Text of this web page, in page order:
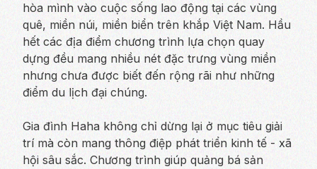
hòa mình vào cuộc sống lao động tại các vùng
quê, miền núi, miền biển trên khắp Việt Nam. Hầu
hết các địa điểm chương trình lựa chọn quay
dựng đều mang nhiều nét đặc trưng vùng miền
nhưng chưa được biết đến rộng rãi như những
điểm du lịch đại chúng.
Gia đình Haha không chỉ dừng lại ở mục tiêu giải
trí mà còn mang thông điệp phát triển kinh tế - xã
hội sâu sắc. Chương trình giúp quảng bá sản